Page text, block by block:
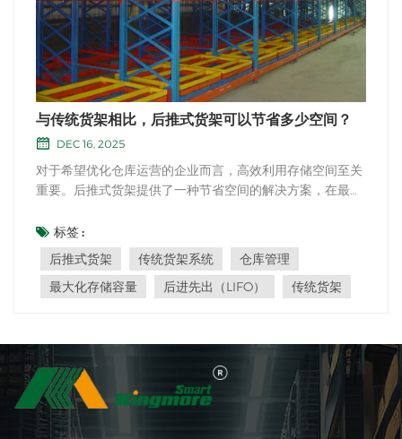
与传统货架相比，后推式货架可以节省多少空间？
DEC 16, 2025
对于希望优化仓库运营的企业而言，高效利用存储空间至关
重要。后推式货架提供了一种节省空间的解决方案，在最大
比，后推式货架通过利用深度而非宽度来提高空间利用率。
这种货架允许托盘深层存放，从而更有效地利用可用空间。
在空间寸土寸金的仓库中，后推式货架可以在...
标签 :
后推式货架
传统货架系统
仓库管理
最大化存储容量
后进先出（LIFO） 传统货架